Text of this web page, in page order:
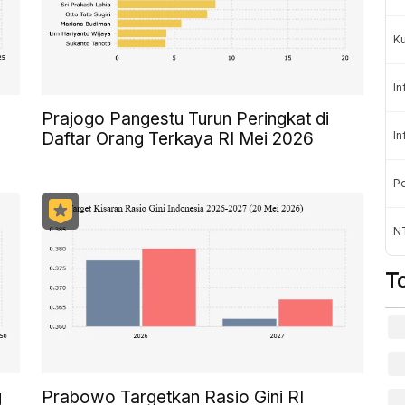
Prajogo Pangestu Turun Peringkat di
Daftar Orang Terkaya RI Mei 2026
Prabowo Targetkan Rasio Gini RI